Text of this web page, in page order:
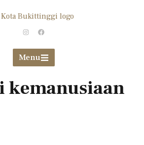
Menu
kemanusiaan